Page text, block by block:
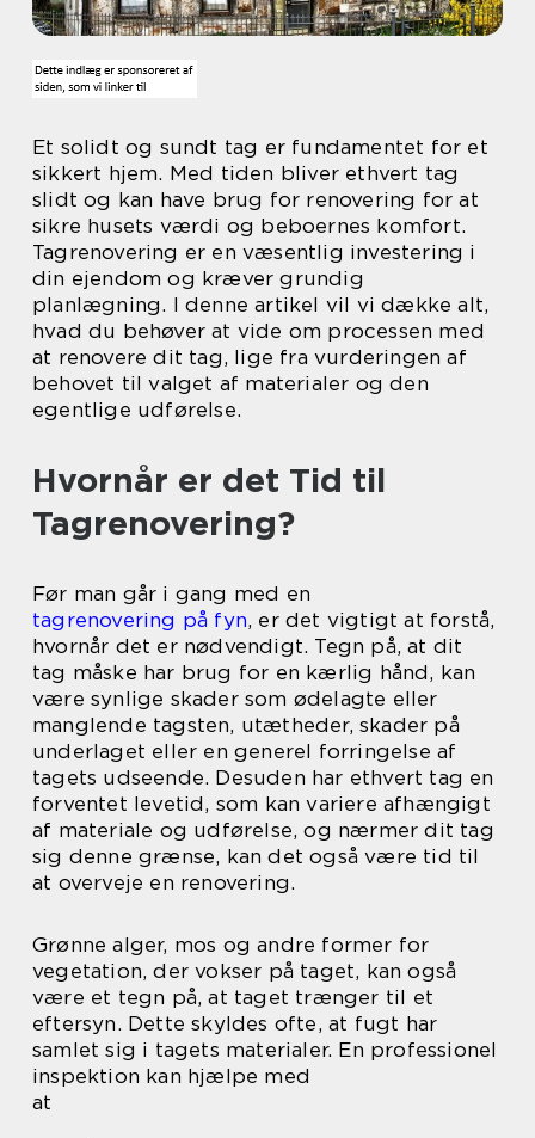
Et solidt og sundt tag er fundamentet for et
sikkert hjem. Med tiden bliver ethvert tag
slidt og kan have brug for renovering for at
sikre husets værdi og beboernes komfort.
Tagrenovering er en væsentlig investering i
din ejendom og kræver grundig
planlægning. I denne artikel vil vi dække alt,
hvad du behøver at vide om processen med
at renovere dit tag, lige fra vurderingen af
behovet til valget af materialer og den
egentlige udførelse.
Hvornår er det Tid til
Tagrenovering?
Før man går i gang med en
tagrenovering på fyn, er det vigtigt at forstå,
hvornår det er nødvendigt. Tegn på, at dit
tag måske har brug for en kærlig hånd, kan
være synlige skader som ødelagte eller
manglende tagsten, utætheder, skader på
underlaget eller en generel forringelse af
tagets udseende. Desuden har ethvert tag en
forventet levetid, som kan variere afhængigt
af materiale og udførelse, og nærmer dit tag
sig denne grænse, kan det også være tid til
at overveje en renovering.
Grønne alger, mos og andre former for
vegetation, der vokser på taget, kan også
være et tegn på, at taget trænger til et
eftersyn. Dette skyldes ofte, at fugt har
samlet sig i tagets materialer. En professionel
inspektion kan hjælpe med
at